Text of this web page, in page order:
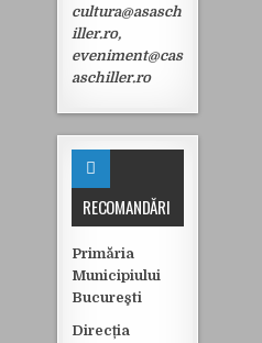
cultura@asasch
iller.ro,
eveniment@cas
aschiller.ro
RECOMANDĂRI
Primăria
Municipiului
Bucureşti
Direcția